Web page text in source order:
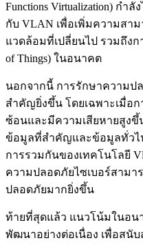
Functions Virtualization) ก
กับ VLAN เพื่อเพิ่มความสา
แวดล้อมที่เปลี่ยนไป รวมถึงก
of Things) ในอนาคต
นอกจากนี้ การรักษาความป
สำคัญยิ่งขึ้น โดยเฉพาะเมื่อ
ซ้อนและมีความเสียหายสูงขึ้
ข้อมูลที่สำคัญและข้อมูลทั่วไ
การรวมกันของเทคโนโลยี
ความปลอดภัยไซเบอร์สามา
ปลอดภัยมากยิ่งขึ้น
ท้ายที่สุดแล้ว แนวโน้มในอน
พัฒนาอย่างต่อเนื่อง เพื่อสนั